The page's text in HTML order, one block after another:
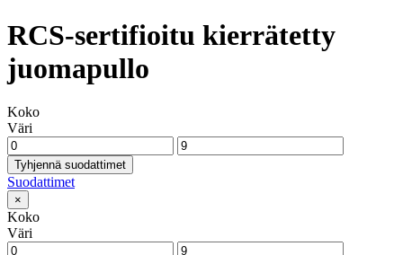
RCS-sertifioitu kierrätetty
juomapullo
Koko
Väri
Tyhjennä suodattimet
Suodattimet
×
Koko
Väri